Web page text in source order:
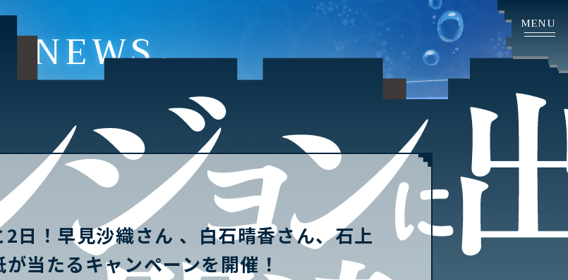
HOME NEWS
ニュース
STORY
ストーリー
CHARACTER
キャラクター
SYSTEM
システム
GALLERY
PRODUCT
製品情報
PRIVILEGE
NEWS
日！早見沙織さん 、白石晴香さん、石上
当たるキャンペーンを開催！